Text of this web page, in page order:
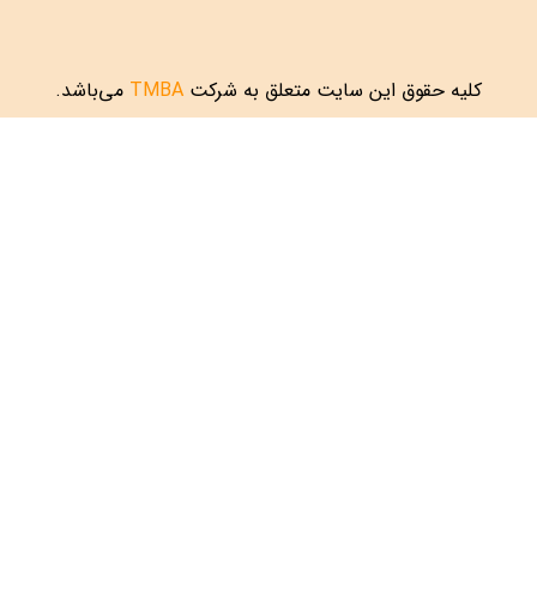
کلیه حقوق این سایت متعلق به شرکت TMBA می‌باشد.